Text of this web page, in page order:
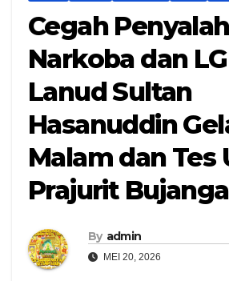
Cegah
Narkoba dan
Lanud Sultan
Hasanuddin
Malam dan Tes
Prajurit
By admin
MEI 20, 2026